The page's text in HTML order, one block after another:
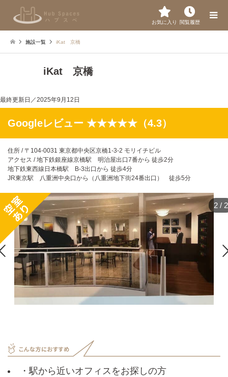
お気に入り 閲覧履歴
施設一覧 iKat 京橋
iKat 京橋
最終更新日／2025年9月12日
Googleレビュー ★★★★★（4.3）
住所 / 〒104-0031 東京都中央区京橋1-3-2 モリイチビル
アクセス / 地下鉄銀座線京橋駅 明治屋出口7番から 徒歩2分
地下鉄東西線日本橋駅 B-3出口から 徒歩4分
JR東京駅 八重洲中央口から（八重洲地下街24番出口） 徒歩5分
2 / 2
・駅から近いオフィスをお探しの方